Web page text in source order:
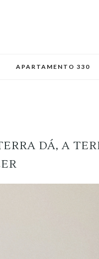
APARTAMENTO 330
DÁ, A